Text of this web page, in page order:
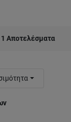
1 Αποτελέσματα